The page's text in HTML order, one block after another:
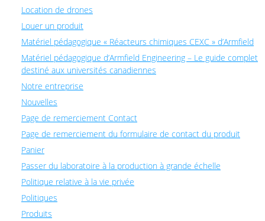
Location de drones
Louer un produit
Matériel pédagogique « Réacteurs chimiques CEXC » d’Armfield
Matériel pédagogique d’Armfield Engineering – Le guide complet
destiné aux universités canadiennes
Notre entreprise
Nouvelles
Page de remerciement Contact
Page de remerciement du formulaire de contact du produit
Panier
Passer du laboratoire à la production à grande échelle
Politique relative à la vie privée
Politiques
Produits